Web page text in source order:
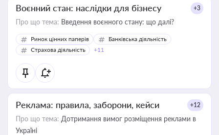
Воєнний стан: наслідки для бізнесу +3
Про що тема: Введення воєнного стану: що далі?
Ринок цінних паперів
Банківська діяльність
Страхова діяльність
+11
Реклама: правила, заборони, кейси +12
Про що тема: Дотримання вимог розміщення реклами в
Україні